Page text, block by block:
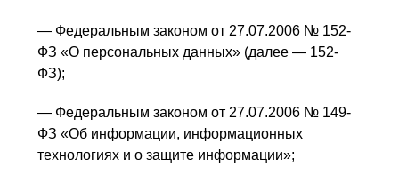
— Федеральным законом от 27.07.2006 № 152-
ФЗ «О персональных данных» (далее — 152-
ФЗ);
— Федеральным законом от 27.07.2006 № 149-
ФЗ «Об информации, информационных
технологиях и о защите информации»;